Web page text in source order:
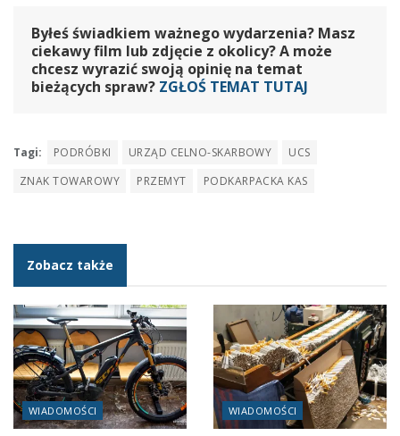
Byłeś świadkiem ważnego wydarzenia? Masz
ciekawy film lub zdjęcie z okolicy? A może
chcesz wyrazić swoją opinię na temat
bieżących spraw? ZGŁOŚ TEMAT TUTAJ
Tagi: PODRÓBKI URZĄD CELNO-SKARBOWY
UCS
ZNAK TOWAROWY
PRZEMYT PODKARPACKA KAS
Zobacz także
WIADOMOŚCI WIADOMOŚCI